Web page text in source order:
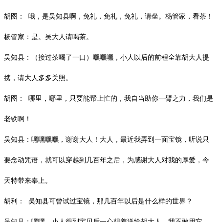
胡图： 哦，是吴知县啊，免礼，免礼，免礼，请坐。杨管家，看茶！
杨管家：是。吴大人请喝茶。
吴知县：（接过茶喝了一口）嘿嘿嘿，小人以后的前程全靠胡大人提
携，请大人多多关照。
胡图： 哪里，哪里，只要能帮上忙的，我自当助你一臂之力，我们是
老铁啊！
吴知县：嘿嘿嘿嘿，谢谢大人！大人，最近我弄到一面宝镜，听说只
要念动咒语，就可以穿越到几百年之后，为感谢大人对我的厚爱，今
天特带来奉上。
胡利： 吴知县可曾试过宝镜，那几百年以后是什么样的世界？